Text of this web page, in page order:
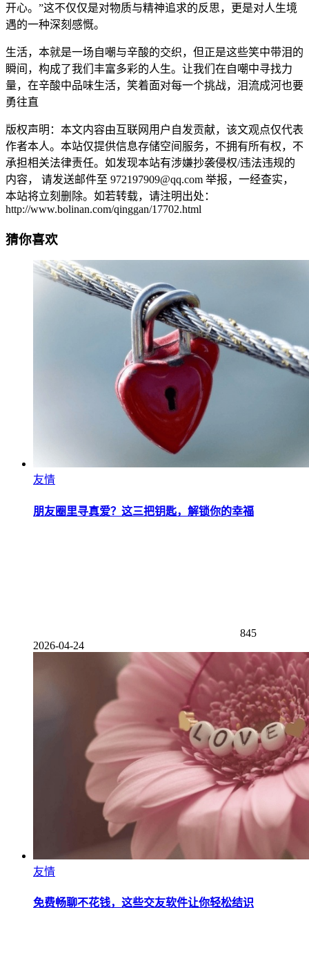
开心。”这不仅仅是对物质与精神追求的反思，更是对人生境
遇的一种深刻感慨。
生活，本就是一场自嘲与辛酸的交织，但正是这些笑中带泪的
瞬间，构成了我们丰富多彩的人生。让我们在自嘲中寻找力
量，在辛酸中品味生活，笑着面对每一个挑战，泪流成河也要
勇往直
版权声明：本文内容由互联网用户自发贡献，该文观点仅代表
作者本人。本站仅提供信息存储空间服务，不拥有所有权，不
承担相关法律责任。如发现本站有涉嫌抄袭侵权/违法违规的
内容， 请发送邮件至 972197909@qq.com 举报，一经查实，
本站将立刻删除。如若转载，请注明出处：
http://www.bolinan.com/qinggan/17702.html
猜你喜欢
友情
朋友圈里寻真爱？这三把钥匙，解锁你的幸福
845
2026-04-24
友情
免费畅聊不花钱，这些交友软件让你轻松结识